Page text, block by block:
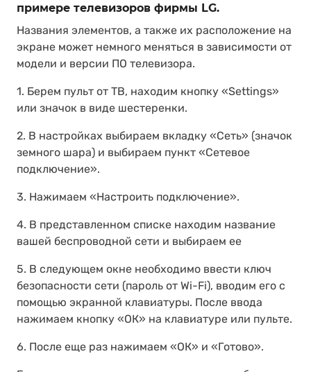
примере телевизоров фирмы LG.
Названия элементов, а также их расположение на
экране может немного меняться в зависимости от
модели и версии ПО телевизора.
1. Берем пульт от ТВ, находим кнопку «Settings»
или значок в виде шестеренки.
2. В настройках выбираем вкладку «Сеть» (значок
земного шара) и выбираем пункт «Сетевое
подключение».
3. Нажимаем «Настроить подключение».
4. В представленном списке находим название
вашей беспроводной сети и выбираем ее
5. В следующем окне необходимо ввести ключ
безопасности сети (пароль от Wi-Fi), вводим его с
помощью экранной клавиатуры. После ввода
нажимаем кнопку «ОК» на клавиатуре или пульте.
6. После еще раз нажимаем «ОК» и «Готово».